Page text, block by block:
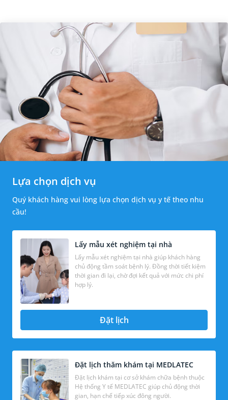
Lựa chọn dịch vụ
Quý khách hàng vui lòng lựa chọn dịch vụ y tế theo nhu
cầu!
Lấy mẫu xét nghiệm tại nhà
Lấy mẫu xét nghiệm tại nhà giúp khách hàng
chủ động tầm soát bệnh lý. Đồng thời tiết kiệm
thời gian đi lại, chờ đợi kết quả với mức chi phí
hợp lý.
Đặt lịch
Đặt lịch thăm khám tại MEDLATEC
Đặt lịch khám tại cơ sở khám chữa bệnh thuộc
Hệ thống Y tế MEDLATEC giúp chủ động thời
gian, hạn chế tiếp xúc đông người.